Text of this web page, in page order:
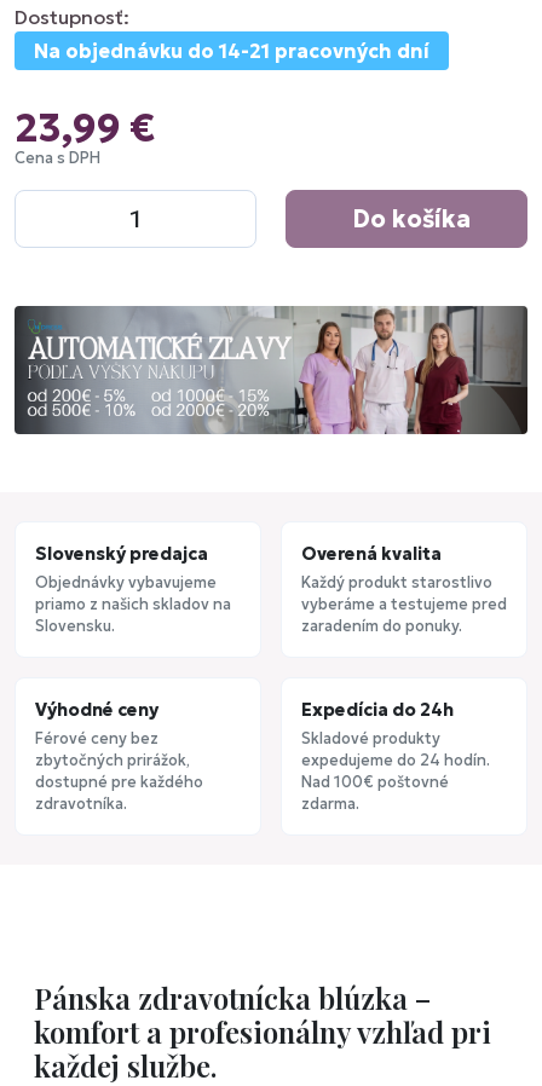
Dostupnosť:
Na objednávku do 14-21 pracovných dní
23,99 €
Cena s DPH
Do košíka
Slovenský predajca
Objednávky vybavujeme
priamo z našich skladov na
Slovensku.
Overená kvalita
Každý produkt starostlivo
vyberáme a testujeme pred
zaradením do ponuky.
Výhodné ceny
Férové ceny bez
zbytočných prirážok,
dostupné pre každého
zdravotníka.
Expedícia do 24h
Skladové produkty
expedujeme do 24 hodín.
Nad 100€ poštovné
zdarma.
Pánska zdravotnícka blúzka –
komfort a profesionálny vzhľad pri
každej službe.